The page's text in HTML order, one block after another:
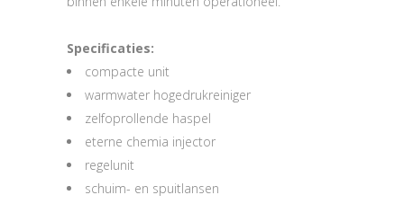
Specificaties:
compacte unit
warmwater hogedrukreiniger
zelfoprollende haspel
eterne chemia injector
regelunit
schuim- en spuitlansen